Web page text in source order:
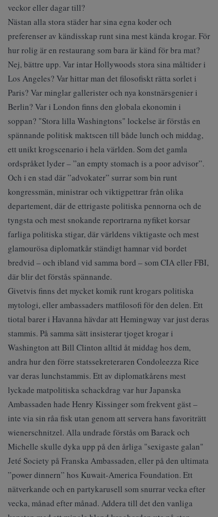
veckor eller dagar till?
Nästan alla stora städer har sina egna koder och
preferenser av kändisskap runt sina mest kända krogar. För
hur rolig är en restaurang som bara är känd för bra mat?
Nej, bättre upp. Var intar Hollywoods stora sina måltider i
Los Angeles? Var hittar man det filosofiskt rätta sorlet i
Paris? Var minglar gallerister och nya konstnärsgenier i
Berlin? Var i London finns den globala ekonomin i
soppan? "Stora lilla Washingtons" lockelse är förstås en
spännande politisk maktscen till både lunch och middag,
ett unikt krogscenario i hela världen. Som det gamla
ordspråket lyder – ”an empty stomach is a poor advisor”.
Och i en stad där ”advokater” surrar som bin runt
kongressmän, ministrar och viktigpettrar från olika
departement, där de ettrigaste politiska pennorna och de
tyngsta och mest snokande reportrarna nyfiket korsar
farliga politiska stigar, där världens viktigaste och mest
glamourösa diplomatkår ständigt hamnar vid bordet
bredvid – och ibland vid samma bord – som CIA eller FBI,
där blir det förstås spännande.
Givetvis finns det mycket komik runt krogars politiska
mytologi, eller ambassaders matfilosofi för den delen. Ett
tiotal barer i Havanna hävdar att Hemingway var just deras
stammis. På samma sätt insisterar tjoget krogar i
Washington att Bill Clinton alltid åt middag hos dem,
andra hur den förre statssekreteraren Condoleezza Rice
var deras lunchstammis. Ett av diplomatkårens mest
lyckade matpolitiska schackdrag var hur Japanska
Ambassaden hade Henry Kissinger som frekvent gäst –
inte via sin råa fisk utan genom att servera hans favoriträtt
wienerschnitzel. Alla undrade förstås om Barack och
Michelle skulle dyka upp på den årliga "sexigaste galan"
Jeté Society på Franska Ambassaden, eller på den ultimata
”power dinnern” hos Kuwait-America Foundation. Ett
nätverkande och en partykarusell som snurrar vecka efter
vecka, månad efter månad. Addera till det den vanliga